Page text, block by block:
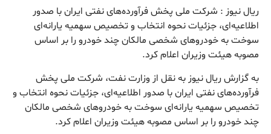
ریال نیوز : شرکت ملی پخش فرآورده‌های نفتی ایران با صدور
اطلاعیه‌ای، جزئیات نحوه انتخاب و تخصیص سهمیه یارانه‌ای
سوخت به خودروهای شخصی مالکان چند خودرو را بر اساس
مصوبه هیئت وزیران اعلام کرد.
به گزارش ریال نیوز به نقل از وزارت نفت، شرکت ملی پخش
فرآورده‌های نفتی ایران با صدور اطلاعیه‌ای، جزئیات نحوه انتخاب و
تخصیص سهمیه یارانه‌ای سوخت به خودروهای شخصی مالکان
چند خودرو را بر اساس مصوبه هیئت وزیران اعلام کرد.